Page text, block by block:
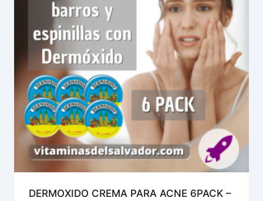
DERMOXIDO CREMA PARA ACNE 6PACK –